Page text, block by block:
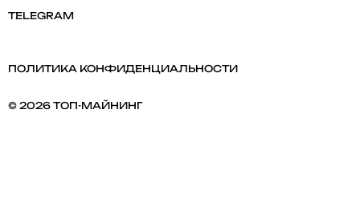
TELEGRAM
ПОЛИТИКА КОНФИДЕНЦИАЛЬНОСТИ
© 2026 ТОП-МАЙНИНГ